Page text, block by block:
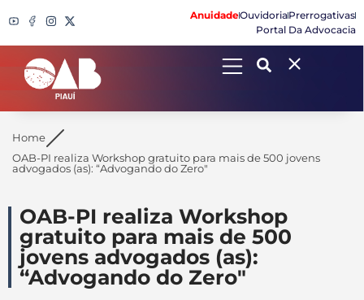
AnuidadeOuvidoriaPrerrogativas
Portal Da Advocacia
Search
Home
OAB-PI realiza Workshop gratuito para mais de 500 jovens
advogados (as): “Advogando do Zero"
OAB-PI realiza Workshop
gratuito para mais de 500
jovens advogados (as):
“Advogando do Zero"